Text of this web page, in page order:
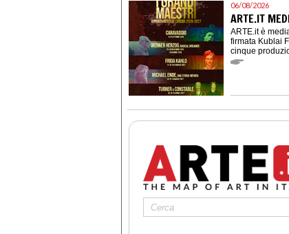
06/08/2026
ARTE.IT
ARTE.it è
firmata Kublai
cinque